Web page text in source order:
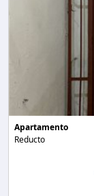
Apartamento
Reducto